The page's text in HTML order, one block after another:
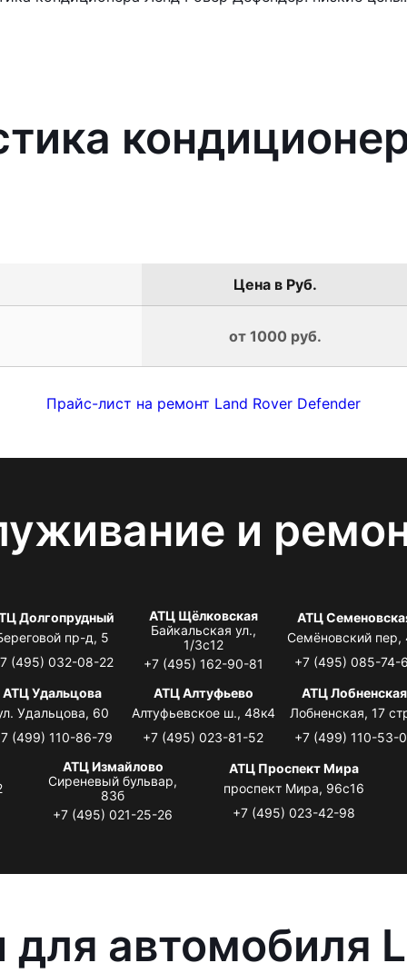
Цена в Руб.
от 1000 руб.
Прайс-лист на ремонт Land Rover Defender
и
Долгопрудный
пр-д, 5
(495) 032-08-22
АТЦ Щёлковская
Байкальская ул.,
1/3с12
+7 (495) 162-90-81
АТЦ
Семёновский пер,
+7 (495) 085-74-
АТЦ Удальцова
Удальцова, 60
(499) 110-86-79
АТЦ Алтуфьево
Алтуфьевское ш., 48к4
+7 (495) 023-81-52
АТЦ Лобненская
Лобненская, 17
+7 (499) 110-53-
АТЦ Измайлово
Сиреневый бульвар,
83б
+7 (495) 021-25-26
АТЦ Проспект Мира
проспект Мира, 96с16
+7 (495) 023-42-98
автомобиля